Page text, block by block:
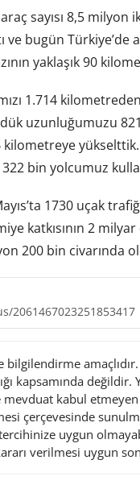
sayısı 8,5 milyon
bugün Türkiye’de
yaklaşık 90
1.714
uzunluğumuzu
bin yolcumuz
1730 uçak
katkısının 2
200 bin civarında
2061467023251853417
bilgilendirme
kapsamında değildir.
kabul
çerçevesinde
uygun
verilmesi uygun